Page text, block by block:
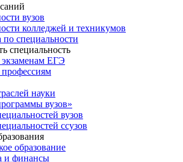
вузов
колледжей и техникумов
по специальности
специальность
ЕГЭ
науки
вузов»
вузов
ссузов
образование
и финансы